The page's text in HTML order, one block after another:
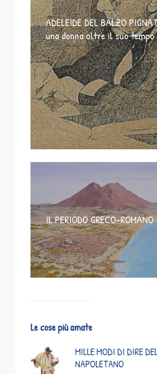
ADELEIDE DEL BALZO
una donna oltre il suo tempo
IL PERIODO GRECO-ROMANO
Le cose più amate
MILLE MODI DI DIRE
NAPOLETANO